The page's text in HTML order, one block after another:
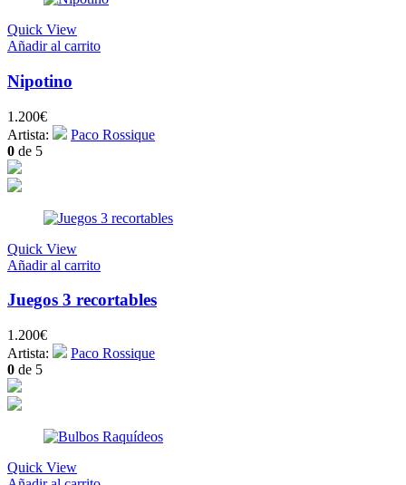
Quick View
Añadir al carrito
Nipotino
1.200€
Artista:
Paco Rossique
0 de 5
Quick View
Añadir al carrito
Juegos 3 recortables
1.200€
Artista:
Paco Rossique
0 de 5
Quick View